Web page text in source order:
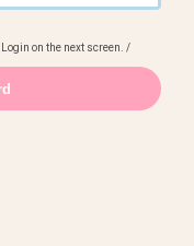
on the next screen. /